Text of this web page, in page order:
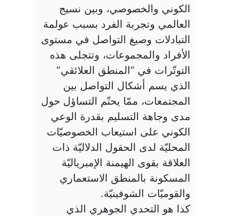
الكوني والخصوصي، وبين نسيج
العالمي وتجربة الفرد بسبب عولمة
التبادلات وصيغ التواصل في مستوى
الأفراد والمجموعات، وتتجلى هذه
التوتّرات في “المنطق العلائقي”
الذي يسم أشكال التواصل بين
المجتمعات، ممّا يحتّم التساؤل حول
مدى وجاهة التسليم بقدرة الوعي
الكوني على استيعاب الخصوصيّات
المحليّة لدى الحقول الدلاليّة ذات
العلاقة بقوى الهيمنة الإمبرياليّة
المسكونة بالمنطق الاستعماري
والقوميّات الشوفينيّة.
كذا هو التحدي الجوهري الذي